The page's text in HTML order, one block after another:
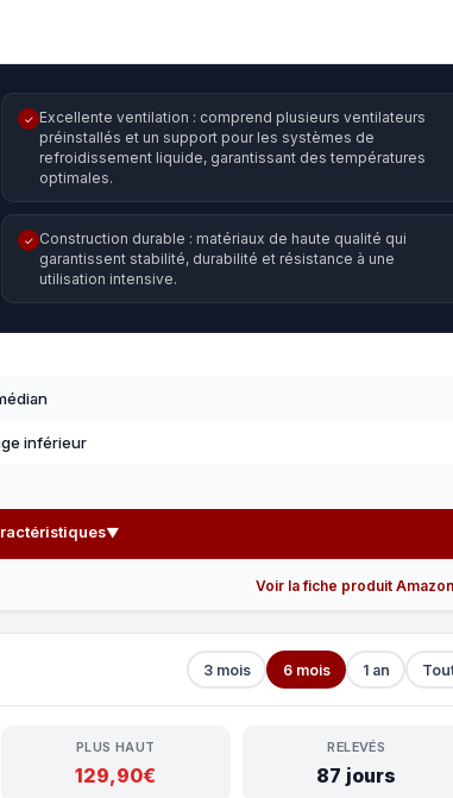
✓ Excellente ventilation : comprend plusieurs ventilateurs
préinstallés et un support pour les systèmes de
refroidissement liquide, garantissant des températures
optimales.
✓ Construction durable : matériaux de haute qualité qui
garantissent stabilité, durabilité et résistance à une
utilisation intensive.
inférieur
▼
Voir la fiche produit
3 mois 6 mois 1 an
PLUS HAUT
129,90€
RELEVÉS
87 jours